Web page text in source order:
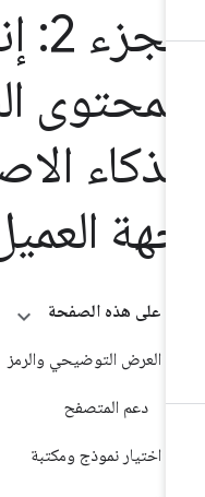
العميل
على هذه الصفحة
العرض التوضيحي والرمز
دعم المتصفح
اختيار نموذج ومكتبة